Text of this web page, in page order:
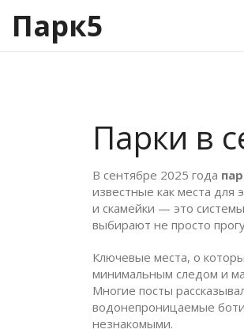
Парк5
Парки в
В сентябре 2025 года
известные как места для
и скамейки — это
выбирают не просто
Ключевые места, о
минимальным следом и
Многие посты
водонепроницаемые
незнакомыми.